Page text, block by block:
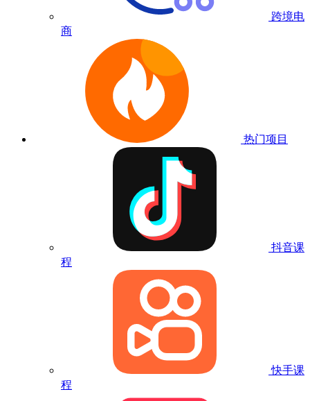
跨境电
商
热门项目
抖音课
程
快手课
程